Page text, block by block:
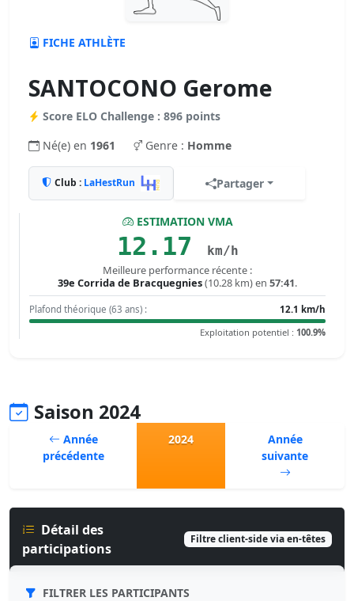
FICHE ATHLÈTE
SANTOCONO Gerome
Score ELO Challenge : 896 points
Né(e) en 1961 Genre : Homme
Club : LaHestRun Partager
ESTIMATION VMA
12.17 km/h
Meilleure performance récente :
39e Corrida de Bracquegnies(10.28 km) en 57:41.
Plafond théorique (63 ans) :
12.1 km/h
Exploitation potentiel : 100.9%
Saison 2024
Année
précédente
2024
Année
suivante
Détail des
participations
Filtre client-side via en-têtes
FILTRER LES PARTICIPANTS